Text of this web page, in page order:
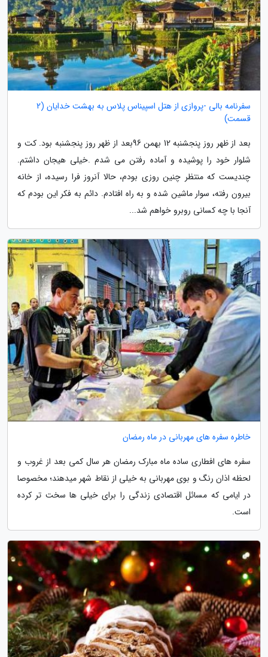
سفرنامه بالی -پروازی از هتل اسپیناس پلاس به بهشت خدایان (2
قسمت)
بعد از ظهر روز پنجشنبه 12 بهمن 96بعد از ظهر روز پنجشنبه بود. کت و
شلوار خود را پوشیده و آماده رفتن می شدم .خیلی هیجان داشتم.
چندیست که منتظر چنین روزی بودم، حالا آنروز فرا رسیده، از خانه
بیرون رفته، سوار ماشین شده و به راه افتادم. دائم به فکر این بودم که
آنجا با چه کسانی روبرو خواهم شد...
خاطره سفره های مهربانی در ماه رمضان
سفره های افطاری ساده ماه مبارک رمضان هر سال کمی بعد از غروب و
لحظه اذان رنگ و بوی مهربانی به خیلی از نقاط شهر میدهند؛ مخصوصا
در ایامی که مسائل اقتصادی زندگی را برای خیلی ها سخت تر کرده
است.